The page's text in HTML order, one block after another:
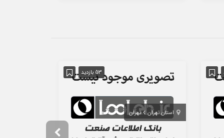
53 بازدید
استان تهران تهران